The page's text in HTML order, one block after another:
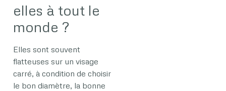
elles à tout le
monde ?
Elles sont souvent
flatteuses sur un visage
carré, à condition de choisir
le bon diamètre, la bonne